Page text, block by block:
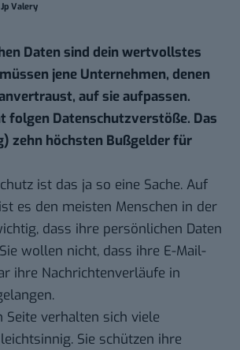
Valery
Daten sind dein wertvollstes
jene Unternehmen, denen
auf sie aufpassen.
folgen Datenschutzverstöße. Das
zehn höchsten Bußgelder für
ist das ja so eine Sache. Auf
es den meisten Menschen in der
dass ihre persönlichen Daten
wollen nicht, dass ihre E-Mail-
ihre Nachrichtenverläufe in
Seite verhalten sich viele
Sie schützen ihre